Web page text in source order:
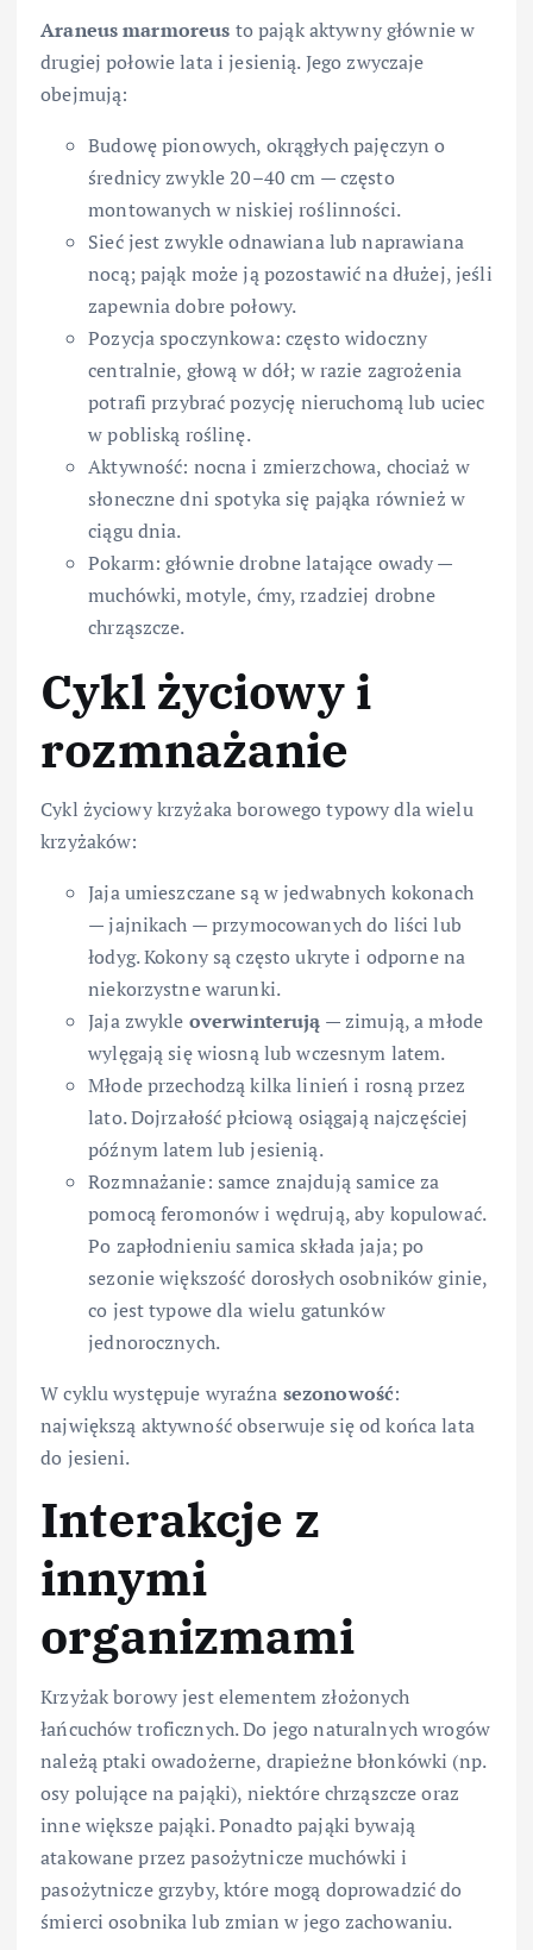
Araneus marmoreus to pająk aktywny głównie w
drugiej połowie lata i jesienią. Jego zwyczaje
obejmują:
Budowę pionowych, okrągłych pajęczyn o
średnicy zwykle 20–40 cm — często
montowanych w niskiej roślinności.
Sieć jest zwykle odnawiana lub naprawiana
nocą; pająk może ją pozostawić na dłużej, jeśli
zapewnia dobre połowy.
Pozycja spoczynkowa: często widoczny
centralnie, głową w dół; w razie zagrożenia
potrafi przybrać pozycję nieruchomą lub uciec
w pobliską roślinę.
Aktywność: nocna i zmierzchowa, chociaż w
słoneczne dni spotyka się pająka również w
ciągu dnia.
Pokarm: głównie drobne latające owady —
muchówki, motyle, ćmy, rzadziej drobne
chrząszcze.
Cykl życiowy i
rozmnażanie
Cykl życiowy krzyżaka borowego typowy dla wielu
krzyżaków:
Jaja umieszczane są w jedwabnych kokonach
— jajnikach — przymocowanych do liści lub
łodyg. Kokony są często ukryte i odporne na
niekorzystne warunki.
Jaja zwykle overwinterują — zimują, a młode
wylęgają się wiosną lub wczesnym latem.
Młode przechodzą kilka linień i rosną przez
lato. Dojrzałość płciową osiągają najczęściej
późnym latem lub jesienią.
Rozmnażanie: samce znajdują samice za
pomocą feromonów i wędrują, aby kopulować.
Po zapłodnieniu samica składa jaja; po
sezonie większość dorosłych osobników ginie,
co jest typowe dla wielu gatunków
jednorocznych.
W cyklu występuje wyraźna sezonowość:
największą aktywność obserwuje się od końca lata
do jesieni.
Interakcje z
innymi
organizmami
Krzyżak borowy jest elementem złożonych
łańcuchów troficznych. Do jego naturalnych wrogów
należą ptaki owadożerne, drapieżne błonkówki (np.
osy polujące na pająki), niektóre chrząszcze oraz
inne większe pająki. Ponadto pająki bywają
atakowane przez pasożytnicze muchówki i
pasożytnicze grzyby, które mogą doprowadzić do
śmierci osobnika lub zmian w jego zachowaniu.